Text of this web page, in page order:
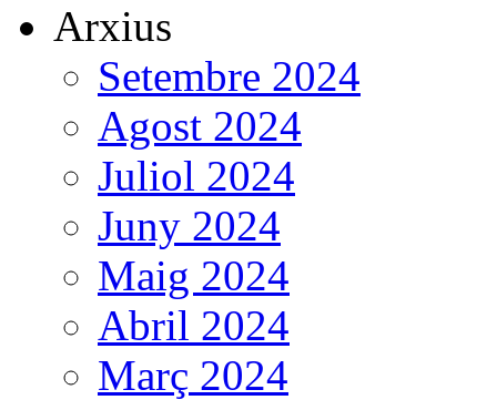
Arxius
Setembre 2024
Agost 2024
Juliol 2024
Juny 2024
Maig 2024
Abril 2024
Març 2024